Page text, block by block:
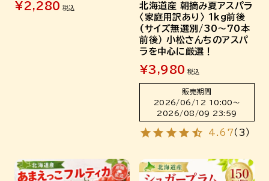
¥ 2,280 税込
北海道産 朝摘み夏アスパラ
〈家庭用訳あり〉 1kg前後
(サイズ無選別/30～70本
前後） 小松さんちのアスパ
ラを中心に厳選！
¥3,980 税込
販売期間
2026/06/12 10:00 〜
2026/08/09 23:59
4.67（ 3 ）